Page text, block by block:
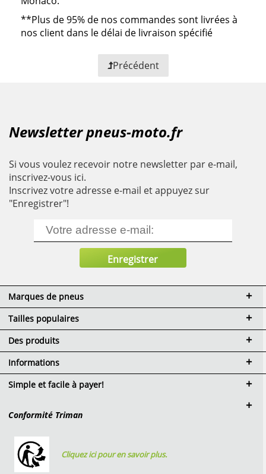
**Plus de 95% de nos commandes sont livrées à
nos client dans le délai de livraison spécifié
Précédent
Newsletter pneus-moto.fr
Si vous voulez recevoir notre newsletter par e-mail,
inscrivez-vous ici.
Inscrivez votre adresse e-mail et appuyez sur
"Enregistrer"!
Marques de pneus
Tailles populaires
Des produits
Informations
Simple et facile à payer!
Conformité Triman
Cliquez ici pour en savoir plus.